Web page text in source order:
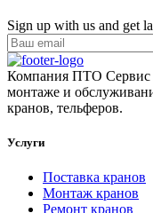
Sign up with us and get
Компания ПТО Сервис
монтаже и
кранов, тельферов.
Услуги
Поставка кранов
Монтаж кранов
Ремонт кранов